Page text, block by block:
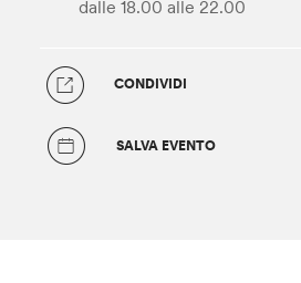
dalle 18.00 alle 22.00
CONDIVIDI
SALVA EVENTO